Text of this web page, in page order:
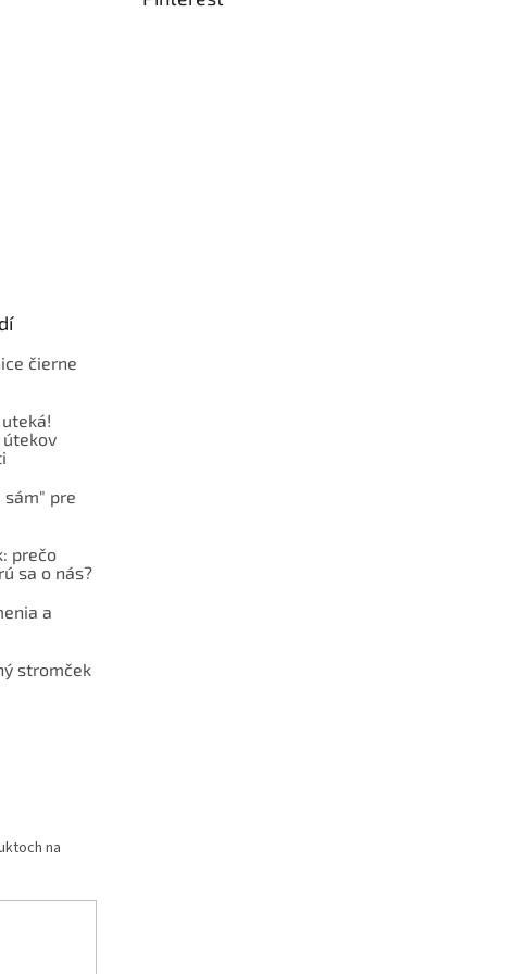
čierne
útekov
sám" pre
prečo
sa o nás?
a
stromček
na